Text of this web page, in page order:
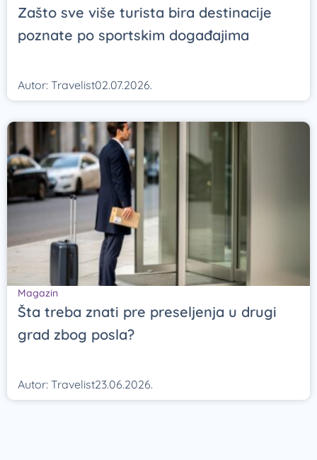
Zašto sve više turista bira destinacije
poznate po sportskim događajima
Autor: Travelist02.07.2026.
Magazin
Šta treba znati pre preseljenja u drugi
grad zbog posla?
Autor: Travelist23.06.2026.